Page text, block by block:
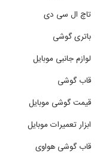
تاچ ال سی دی
باتری گوشی
لوازم جانبی موبایل
قاب گوشی
قیمت گوشی موبایل
ابزار تعمیرات موبایل
قاب گوشی هواوی